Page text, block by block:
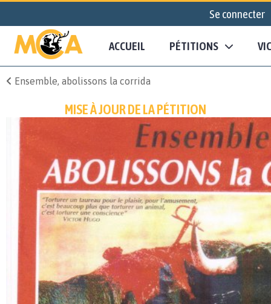
Se connecter
ACCUEIL PÉTITIONS
Ensemble, abolissons la corrida
MISE À JOUR DE LA PÉTITION